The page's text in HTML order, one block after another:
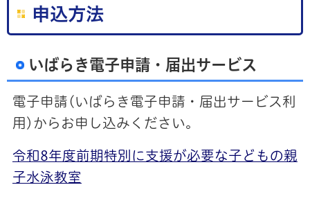
申込方法
いばらき電子申請・届出サービス
電子申請(いばらき電子申請・届出サービス利
用)からお申し込みください。
令和8年度前期特別に支援が必要な子どもの親
子水泳教室